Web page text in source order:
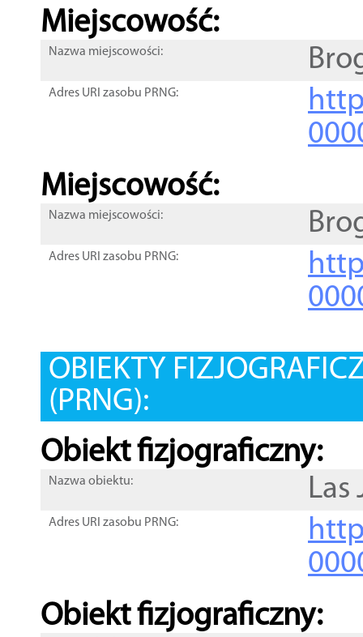
Miejscowość:
Nazwa miejscowości:
Adres URI zasobu PRNG:
Miejscowość:
Nazwa miejscowości:
Adres URI zasobu PRNG:
OBIEKTY
(PRNG):
Obiekt fizjograficzny:
Nazwa obiektu: Las
Adres URI zasobu PRNG:
Obiekt fizjograficzny: